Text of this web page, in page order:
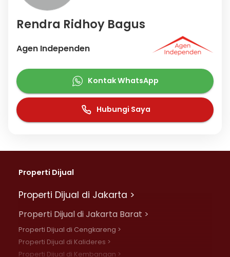
Rendra Ridhoy Bagus
Agen Independen
Kontak WhatsApp
Hubungi Saya
Properti Dijual
Properti Dijual di Jakarta >
Properti Dijual di Jakarta Barat >
Properti Dijual di Cengkareng >
Properti Dijual di Kalideres >
Properti Dijual di Kembangan >